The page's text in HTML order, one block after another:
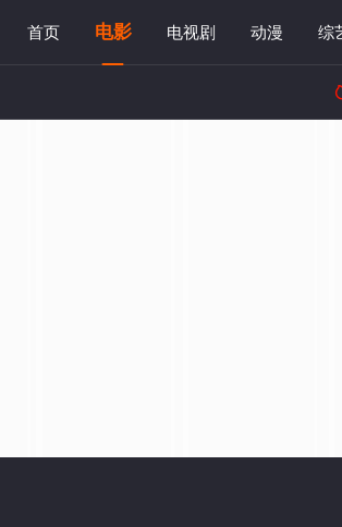
首页 电影 电视剧 动漫 综